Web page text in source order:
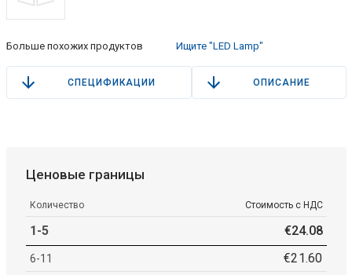
Больше похожих продуктов Ищите "LED Lamp"
СПЕЦИФИКАЦИИ ОПИСАНИЕ
Ценовые границы
Количество Стоимость с НДС
1-5 €24.08
6-11 €21.60